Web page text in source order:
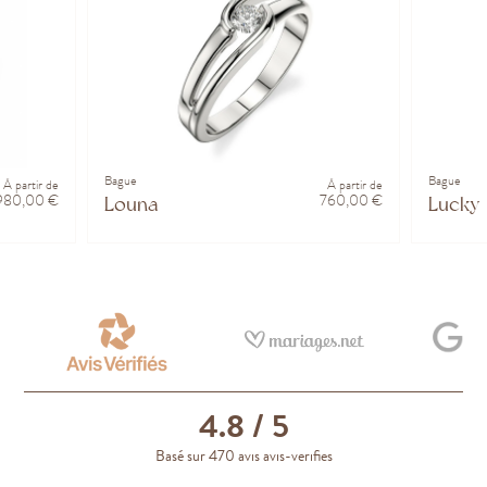
À partir de
€
Bague
Louna
À partir de
760,00 €
Bague
Lucky
4.8 / 5
Basé sur 470 avis avis-verifies